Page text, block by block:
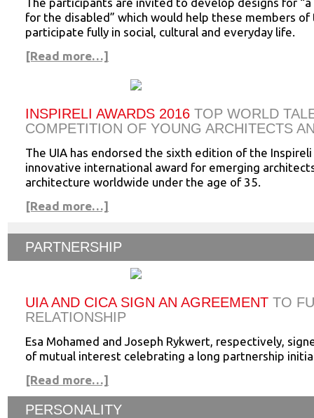
for the disabled” which would help these members
participate fully in social, cultural and everyday life.
[Read more…]
INSPIRELI AWARDS 2016 TOP WORLD
COMPETITION OF YOUNG ARCHITECTS
The UIA has endorsed the sixth edition of the Inspireli
innovative international award for emerging
architecture worldwide under the age of 35.
[Read more…]
PARTNERSHIP
UIA AND CICA SIGN AN AGREEMENT TO
RELATIONSHIP
Esa Mohamed and Joseph Rykwert, respectively,
of mutual interest celebrating a long partnership
[Read more…]
PERSONALITY